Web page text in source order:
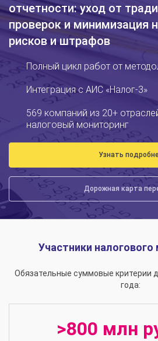
отчетности: уход от
проверок и минимизация
рисков и штрафов
Полный цикл работ от
Интеграция с АИС «Налог-3»
569 компаний из 20+
налоговый мониторинг
Узнать
Дорожная карта
Участники налогового
Обязательные суммовые критерии
года:
>800 млн